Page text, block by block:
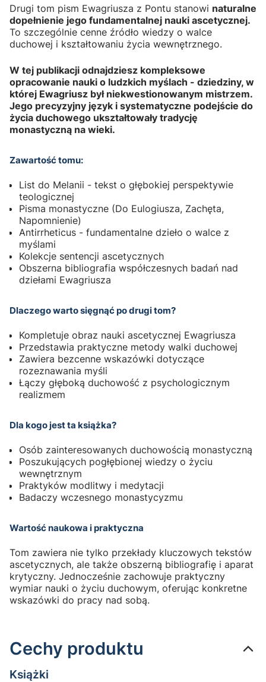
Drugi tom pism Ewagriusza z Pontu stanowi naturalne
dopełnienie jego fundamentalnej nauki ascetycznej.
To szczególnie cenne źródło wiedzy o walce
duchowej i kształtowaniu życia wewnętrznego.
W tej publikacji odnajdziesz kompleksowe
opracowanie nauki o ludzkich myślach - dziedziny, w
której Ewagriusz był niekwestionowanym mistrzem.
Jego precyzyjny język i systematyczne podejście do
życia duchowego ukształtowały tradycję
monastyczną na wieki.
Zawartość tomu:
List do Melanii - tekst o głębokiej perspektywie
teologicznej
Pisma monastyczne (Do Eulogiusza, Zachęta,
Napomnienie)
Antirrheticus - fundamentalne dzieło o walce z
myślami
Kolekcje sentencji ascetycznych
Obszerna bibliografia współczesnych badań nad
dziełami Ewagriusza
Dlaczego warto sięgnąć po drugi tom?
Kompletuje obraz nauki ascetycznej Ewagriusza
Przedstawia praktyczne metody walki duchowej
Zawiera bezcenne wskazówki dotyczące
rozeznawania myśli
Łączy głęboką duchowość z psychologicznym
realizmem
Dla kogo jest ta książka?
Osób zainteresowanych duchowością monastyczną
Poszukujących pogłębionej wiedzy o życiu
wewnętrznym
Praktyków modlitwy i medytacji
Badaczy wczesnego monastycyzmu
Wartość naukowa i praktyczna
Tom zawiera nie tylko przekłady kluczowych tekstów
ascetycznych, ale także obszerną bibliografię i aparat
krytyczny. Jednocześnie zachowuje praktyczny
wymiar nauki o życiu duchowym, oferując konkretne
wskazówki do pracy nad sobą.
Cechy produktu
Książki